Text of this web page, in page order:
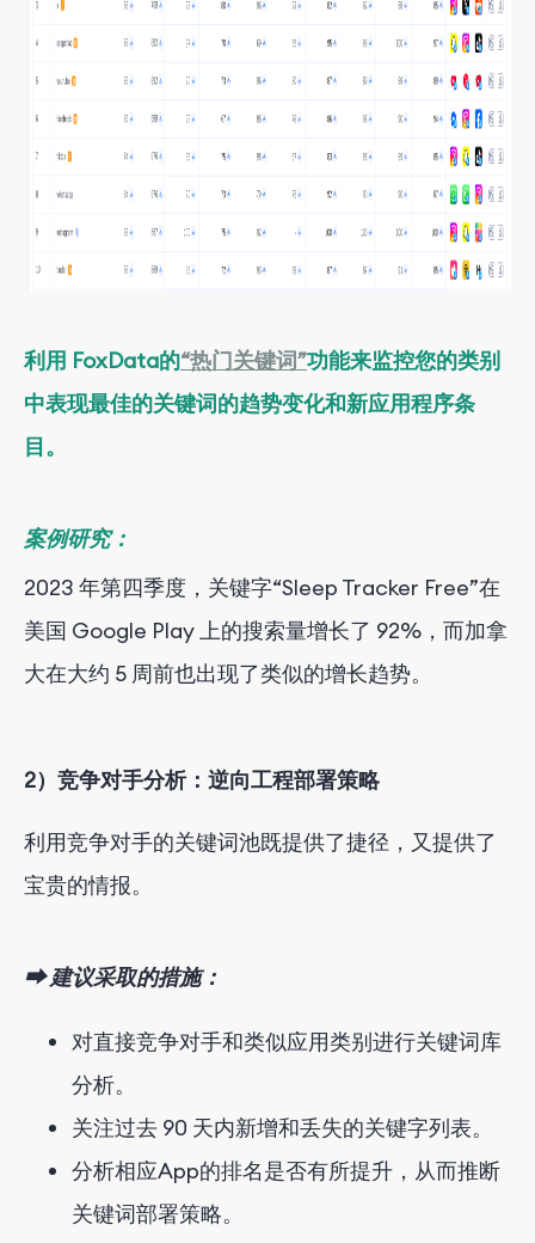
利用 FoxData的“热门关键词”功能来监控您的类别
中表现最佳的关键词的趋势变化和新应用程序条
目。
案例研究：
2023 年第四季度，关键字“Sleep Tracker Free”在
美国 Google Play 上的搜索量增长了 92%，而加拿
大在大约 5 周前也出现了类似的增长趋势。
2）竞争对手分析：逆向工程部署策略
利用竞争对手的关键词池既提供了捷径，又提供了
宝贵的情报。
⮕ 建议采取的措施：
对直接竞争对手和类似应用类别进行关键词库
分析。
关注过去 90 天内新增和丢失的关键字列表。
分析相应App的排名是否有所提升，从而推断
关键词部署策略。